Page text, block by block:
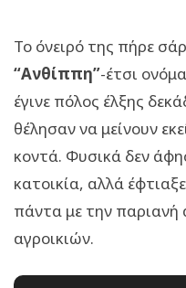
Το όνειρό της πήρε
“Ανθίππη”-έτσι
έγινε πόλος έλξης
θέλησαν να μείνουν
κοντά. Φυσικά δεν
κατοικία, αλλά
πάντα με την παριανή
αγροικιών.